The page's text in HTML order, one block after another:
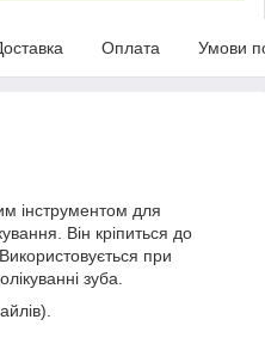
Оплата Умови
інструментом для
Він кріпиться до
при
зуба.